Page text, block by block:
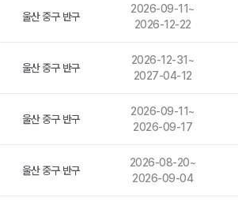
울산 중구 반구
2026-09-11~
2026-12-22
울산 중구 반구
2026-12-31 ~
2027-04-12
울산 중구 반구
2026-09-11~
2026-09-17
울산 중구 반구
2026-08-20~
2026-09-04